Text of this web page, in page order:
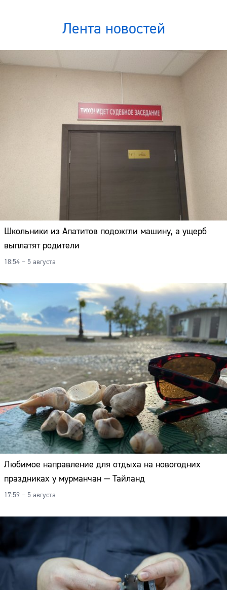
Лента новостей
Школьники из Апатитов подожгли машину, а ущерб
выплатят родители
18:54 – 5 августа
Любимое направление для отдыха на новогодних
праздниках у мурманчан — Тайланд
17:59 – 5 августа